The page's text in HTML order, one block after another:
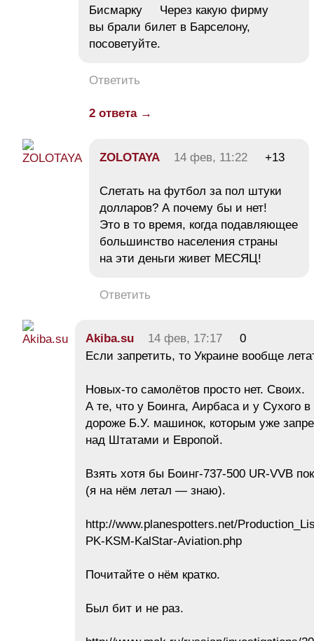
Бисмарку Через какую фирму
вы брали билет в Барселону,
посоветуйте.
Ответить
2 ответа →
ZOLOTAYA 14 фев, 11:22 +13
Слетать на футбол за пол штуки
долларов? А почему бы и нет!
Это в то время, когда подавляющее
большинство населения страны
на эти деньги живет МЕСЯЦ!
Ответить
Akiba.su 14 фев, 17:17
0
Если запретить, то Украине вообще
Новых-то самолётов просто нет. Своих.
А те, что у Боинга, Аирбаса и у Сухого
дороже Б.У. машинок, которым уже
над Штатами и Европой.
Взять хотя бы Боинг-737-500 UR-VVB
(я на нём летал — знаю).
http://www.planespotters.net/
PK-KSM-KalStar-Aviation.php
Почитайте о нём кратко.
Был бит и не раз.